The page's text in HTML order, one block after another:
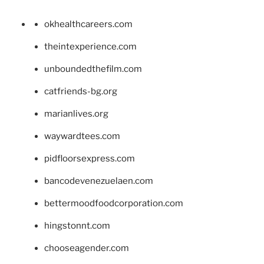
okhealthcareers.com
theintexperience.com
unboundedthefilm.com
catfriends-bg.org
marianlives.org
waywardtees.com
pidfloorsexpress.com
bancodevenezuelaen.com
bettermoodfoodcorporation.com
hingstonnt.com
chooseagender.com